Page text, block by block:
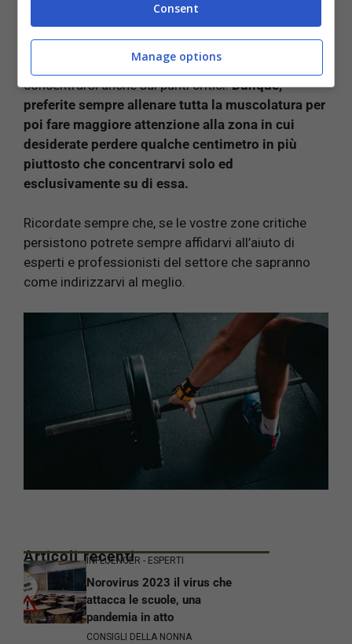
L’allenamento, dunque, dovrà essere sempre total
body e quindi influire su tutto il corpo, ma potrà
concentrarsi anche sui punti critici.Dunque,
preferite sempre allenare tutta la muscolatura per
poi fare maggiore attenzione alla zona in cui
desiderate perdere qualche centimetro in più
piuttosto che concentrarvi solo ed
esclusivamente su di essa.
Ricordate sempre che, se le vostre zone critiche
persistono potrete sempre affidarvi all’aiuto di
esperti e professionisti del settore che sapranno
come indirizzarvi al meglio.
Articoli recentiINFLUENCER - ESPERTI
Norovirus 2023 il virus che
attacca le scuole, una
pandemia in atto
CONSIGLI DELLA NONNA
Consent
Manage options